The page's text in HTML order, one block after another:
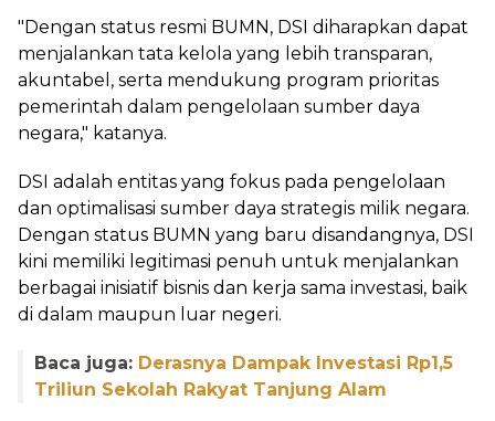
‎"Dengan status resmi BUMN, DSI diharapkan dapat
menjalankan tata kelola yang lebih transparan,
akuntabel, serta mendukung program prioritas
pemerintah dalam pengelolaan sumber daya
negara," katanya.
‎DSI adalah entitas yang fokus pada pengelolaan
dan optimalisasi sumber daya strategis milik negara.
Dengan status BUMN yang baru disandangnya, DSI
kini memiliki legitimasi penuh untuk menjalankan
berbagai inisiatif bisnis dan kerja sama investasi, baik
di dalam maupun luar negeri.
Baca juga: Derasnya Dampak Investasi Rp1,5
Triliun Sekolah Rakyat Tanjung Alam